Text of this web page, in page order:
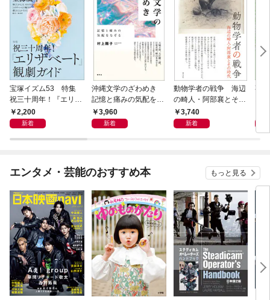
宝塚イズム53 特集
祝三十周年！『エリザ
ベート』観劇ガイド
2,200
新着
沖縄文学のざわめき
記憶と痛みの気配をな
ぞる3,960
新着
動物学者の戦争 海辺
の畸人・阿部襄とその
時代3,740
新着
事
エンタメ・芸能のおすすめ本 もっと見る